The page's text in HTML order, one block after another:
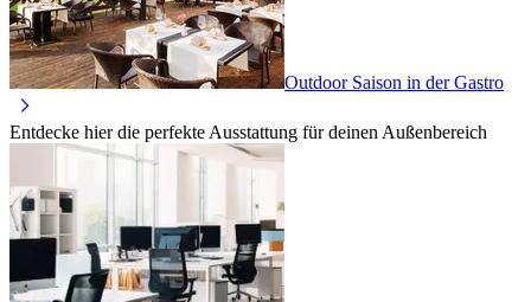
Outdoor Saison in der Gastro
Entdecke hier die perfekte Ausstattung für deinen Außenbereich